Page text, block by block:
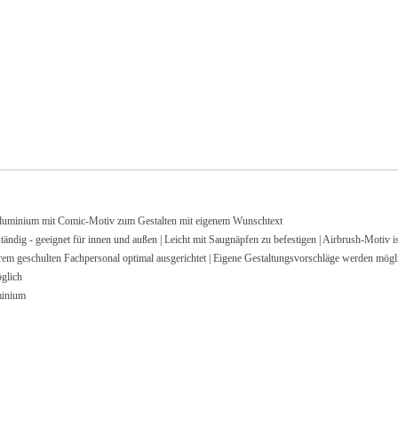
mit Comic-Motiv zum Gestalten mit eigenem Wunschtext
- geeignet für innen und außen | Leicht mit Saugnäpfen zu befestigen | Airbrush-Motiv
Fachpersonal optimal ausgerichtet | Eigene Gestaltungsvorschläge werden